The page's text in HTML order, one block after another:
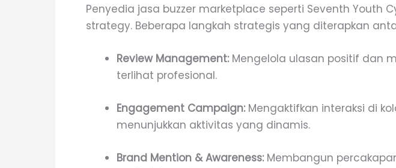
Penyedia jasa buzzer marketplace seperti Seventh
strategy. Beberapa langkah strategis yang diterapkan
Review Management:Mengelola ulasan positif dan
terlihat profesional.
Engagement Campaign:Mengaktifkan interaksi di
menunjukkan aktivitas yang dinamis.
Brand Mention & Awareness:Membangun